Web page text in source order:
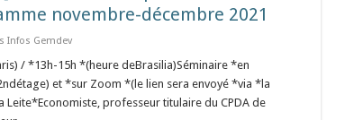
novembre-décembre 2021
Infos Gemdev
/ *13h-15h *(heure deBrasilia)Séminaire *en
et *sur Zoom *(le lien sera envoyé *via *la
professeur titulaire du CPDA de